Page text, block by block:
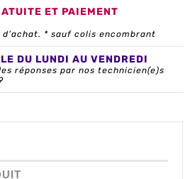
ET PAIEMENT
* sauf colis encombrant
DU LUNDI AU VENDREDI
réponses par nos technicien(e)s